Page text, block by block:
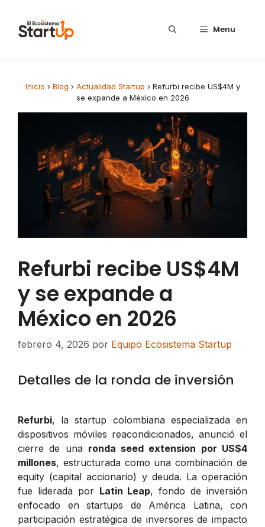
Menu
Inicio › Blog › Actualidad Startup › Refurbi recibe US$4M y
se expande a México en 2026
Refurbi recibe US$4M
y se expande a
México en 2026
febrero 4, 2026 por Equipo Ecosistema Startup
Detalles de la ronda de inversión
Refurbi, la startup colombiana especializada en
dispositivos móviles reacondicionados, anunció el
cierre de una ronda seed extension por US$4
millones, estructurada como una combinación de
equity (capital accionario) y deuda. La operación
fue liderada por Latin Leap, fondo de inversión
enfocado en startups de América Latina, con
participación estratégica de inversores de impacto